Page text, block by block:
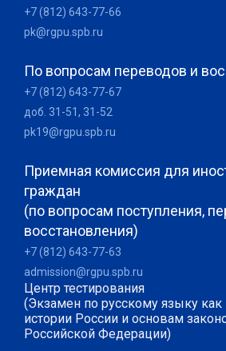
+7 (812) 643-77-66
pk@rgpu.spb.ru
По вопросам переводов и
+7 (812) 643-77-67
доб. 31-51, 31-52
pk19@rgpu.spb.ru
Приемная комиссия для
граждан
(по вопросам поступления,
восстановления)
+7 (812) 643-77-63
admission@rgpu.spb.ru
Центр тестирования
(Экзамен по русскому языку как
истории России и основам
Российской Федерации)